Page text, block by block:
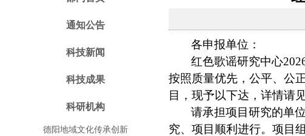
通知公告
科技新闻
科技成果
科研机构
德阳地域文化传承创新
各申报单位：
红色歌谣研究中心
按照质量优先，公平、公
目，现予以下达，详情请见
请承担项目研究的单
究、项目顺利进行。项目